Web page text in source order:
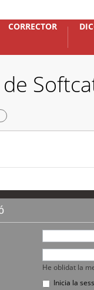
CORRECTOR
He oblidat la
Inicia la